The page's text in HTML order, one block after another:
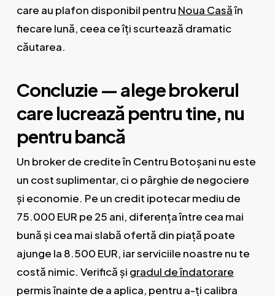
care au plafon disponibil pentru Noua Casăîn
fiecare lună, ceea ce îți scurtează dramatic
căutarea.
Concluzie — alege brokerul
care lucrează pentru tine, nu
pentru bancă
Un broker de credite în Centru Botoșani nu este
un cost suplimentar, ci o pârghie de negociere
și economie. Pe un credit ipotecar mediu de
75.000 EUR pe 25 ani, diferența între cea mai
bună și cea mai slabă ofertă din piață poate
ajunge la 8.500 EUR, iar serviciile noastre nu te
costă nimic. Verifică și gradul de îndatorare
permis înainte de a aplica, pentru a-ți calibra